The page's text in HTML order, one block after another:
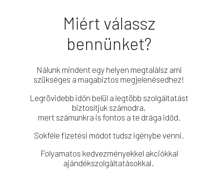
Miért válassz
bennünket?
Nálunk mindent egy helyen megtalálsz ami
szükséges a magabiztos megjelenésedhez!
Legrövidebb időn belül a legtöbb szolgáltatást
biztosítjuk számodra,
mert számunkra is fontos a te drága időd.
Sokféle fizetési módot tudsz igénybe venni.
Folyamatos kedvezményekkel akciókkal
ajándékszolgáltatásokkal.